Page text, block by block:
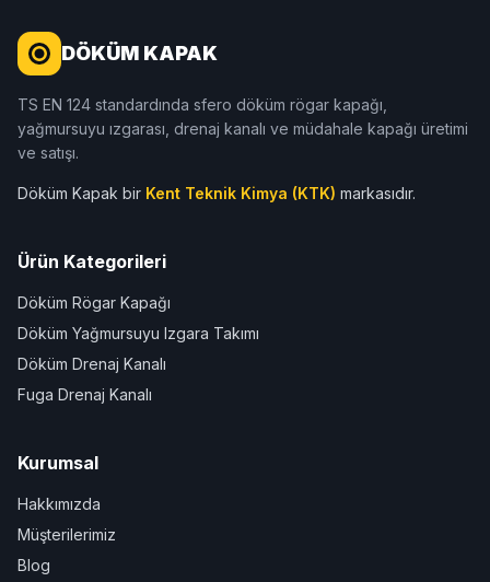
DÖKÜM KAPAK
TS EN 124 standardında sfero döküm rögar kapağı,
yağmursuyu ızgarası, drenaj kanalı ve müdahale kapağı üretimi
ve satışı.
Döküm Kapak bir Kent Teknik Kimya (KTK) markasıdır.
Ürün Kategorileri
Döküm Rögar Kapağı
Döküm Yağmursuyu Izgara Takımı
Döküm Drenaj Kanalı
Fuga Drenaj Kanalı
Kurumsal
Hakkımızda
Müşterilerimiz
Blog